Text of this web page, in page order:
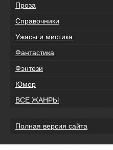
Проза
Справочники
Ужасы и мистика
Фантастика
Фэнтези
Юмор
ВСЕ ЖАНРЫ
Полная версия сайта